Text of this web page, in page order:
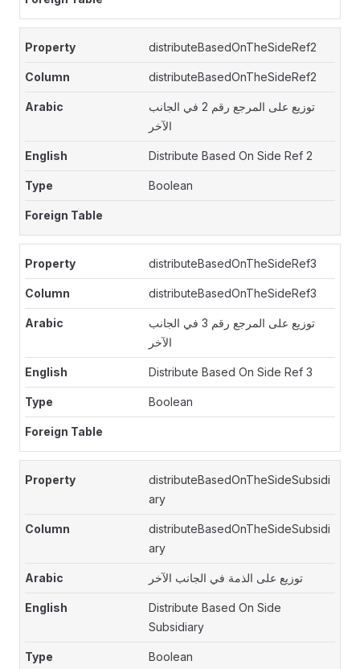
distributeBasedOnTheSideRef2
distributeBasedOnTheSideRef2
توزيع على المرجع رقم 2 في الجانب
الآخر
Distribute Based On Side Ref 2
Boolean
distributeBasedOnTheSideRef3
distributeBasedOnTheSideRef3
توزيع على المرجع رقم 3 في الجانب
الآخر
Distribute Based On Side Ref 3
Boolean
distributeBasedOnTheSideSubsidi
ary
distributeBasedOnTheSideSubsidi
ary
توزيع على الذمة في الجانب الآخر
Distribute Based On Side
Subsidiary
Boolean